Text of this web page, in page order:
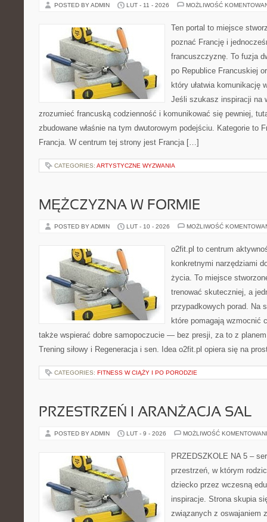
POSTED BY ADMIN LUT - 11 - 2026 MOŻLIWOŚĆ
Ten portal to miejsce
poznać Francję i
francuszczyznę. To fuzja
po Republice Francuskiej
który ułatwia komunikację
Jeśli szukasz inspiracji na
zrozumieć francuską codzienność i komunikować się pewniej,
zbudowane właśnie na tym dwutorowym podejściu. Kategorie to
Francja. W centrum tej strony jest Francja […]
CATEGORIES: ARTYSTYCZNE WYZWANIA
MĘŻCZYZNA W FORMIE
POSTED BY ADMIN LUT - 10 - 2026 MOŻLIWOŚĆ
o2fit.pl to centrum
konkretnymi narzędziami
życia. To miejsce
trenować skuteczniej, a
przypadkowych porad. Na
które pomagają wzmocnić
także wspierać dobre samopoczucie — bez presji, za to z
Trening siłowy i Regeneracja i sen. Idea o2fit.pl opiera się na
CATEGORIES: FITNESS W CIĄŻY I PO PORODZIE
PRZESTRZEŃ I ARANŻACJA SAL
POSTED BY ADMIN LUT - 9 - 2026 MOŻLIWOŚĆ
PRZEDSZKOLE NA 5 –
przestrzeń, w którym
dziecko przez wczesną
inspiracje. Strona skupia
związanych z oswajaniem